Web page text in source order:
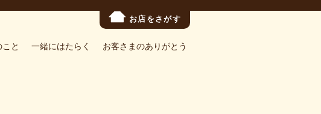
お店をさがす
と 一緒にはたらく お客さまのありがとう